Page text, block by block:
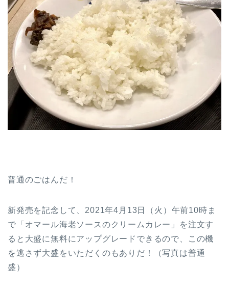
普通のごはんだ！
新発売を記念して、2021年4月13日（火）午前10時ま
で「オマール海老ソースのクリームカレー」を注文す
ると大盛に無料にアップグレードできるので、この機
を逃さず大盛をいただくのもありだ！（写真は普通
盛）